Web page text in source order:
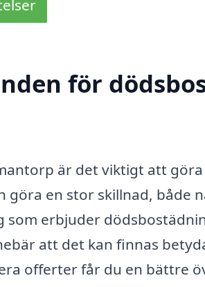
för
är det viktigt att
en stor skillnad, både
erbjuder
att det kan finnas
offerter får du en bättre